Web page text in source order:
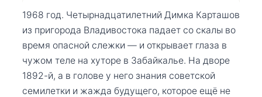
1968 год. Четырнадцатилетний Димка Карташов
из пригорода Владивостока падает со скалы во
время опасной слежки — и открывает глаза в
чужом теле на хуторе в Забайкалье. На дворе
1892-й, а в голове у него знания советской
семилетки и жажда будущего, которое ещё не